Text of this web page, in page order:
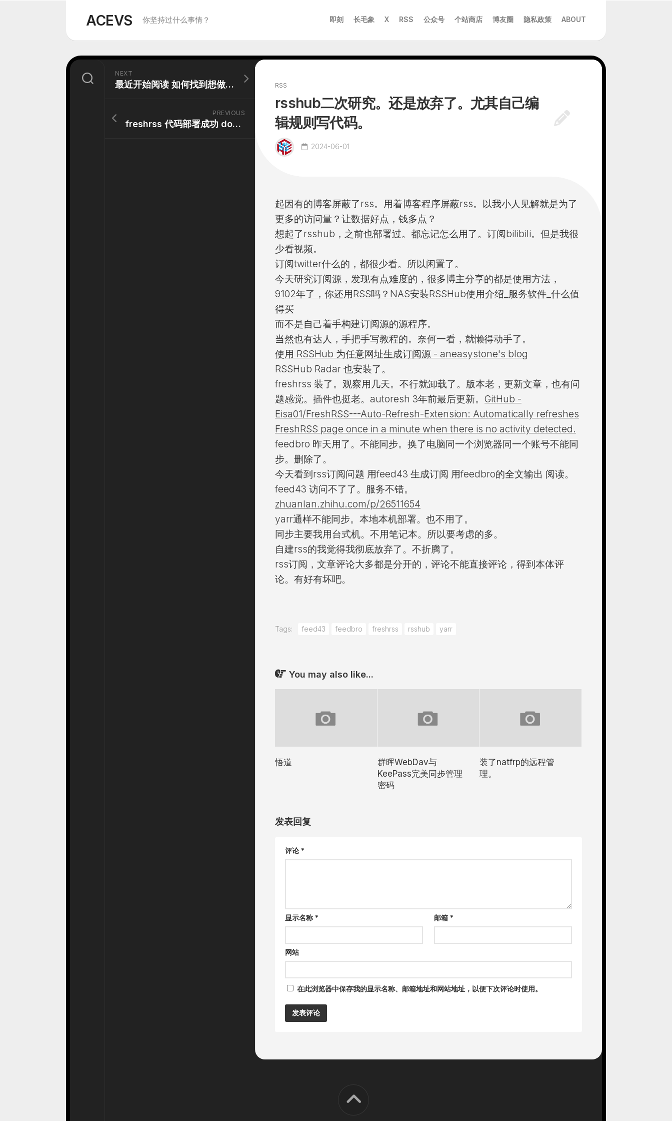
ACEVS 你坚持过什么事情？ 即刻 长毛象 X RSS 公众号 个站商店 博友圈 隐私政策 ABOUT
RSS
rsshub二次研究。还是放弃了。尤其自己编
辑规则写代码。
2024-06-01
起因有的博客屏蔽了rss。用着博客程序屏蔽rss。以我小人见解就是为了
更多的访问量？让数据好点，钱多点？
想起了rsshub，之前也部署过。都忘记怎么用了。订阅bilibili。但是我很
少看视频。
订阅twitter什么的，都很少看。所以闲置了。
今天研究订阅源，发现有点难度的，很多博主分享的都是使用方法，
9102年了，你还用RSS吗？NAS安装RSSHub使用介绍_服务软件_什么值
得买
而不是自己着手构建订阅源的源程序。
当然也有达人，手把手写教程的。奈何一看，就懒得动手了。
使用 RSSHub 为任意网址生成订阅源 - aneasystone's blog
RSSHub Radar 也安装了。
freshrss 装了。观察用几天。不行就卸载了。版本老，更新文章，也有问
题感觉。插件也挺老。autoresh 3年前最后更新。 GitHub -
Eisa01/FreshRSS---Auto-Refresh-Extension: Automatically refreshes
FreshRSS page once in a minute when there is no activity detected.
feedbro 昨天用了。不能同步。换了电脑同一个浏览器同一个账号不能同
步。删除了。
今天看到rss订阅问题 用feed43 生成订阅 用feedbro的全文输出 阅读。
feed43 访问不了了。服务不错。
zhuanlan.zhihu.com/p/26511654
yarr通样不能同步。本地本机部署。也不用了。
同步主要我用台式机。不用笔记本。所以要考虑的多。
自建rss的我觉得我彻底放弃了。不折腾了。
rss订阅，文章评论大多都是分开的，评论不能直接评论，得到本体评
论。有好有坏吧。
Tags: feed43 feedbro freshrss rsshub yarr
You may also like...
悟道
群晖WebDav与
KeePass完美同步管理
密码
装了natfrp的远程管
理。
发表回复
评论 *
显示名称 * 邮箱*
网站
在此浏览器中保存我的显示名称、邮箱地址和网站地址，以便下次评论时使用。
NEXT
最近开始阅读 如何找到想做的事
PREVIOUS
freshrss 代码部署成功 docker失败